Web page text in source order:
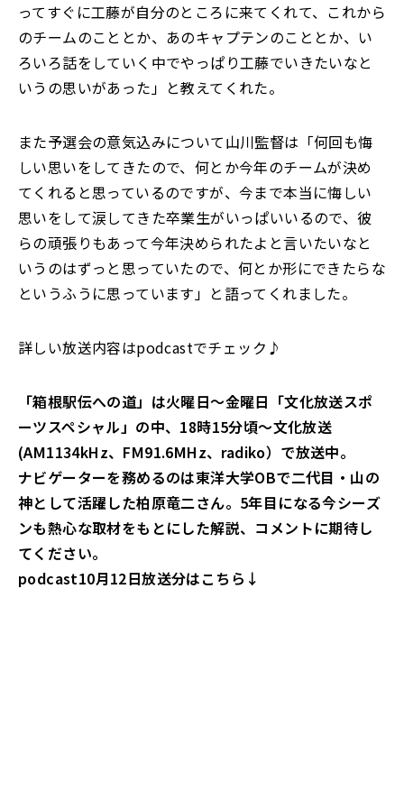
ってすぐに工藤が自分のところに来てくれて、これから
のチームのこととか、あのキャプテンのこととか、い
ろいろ話をしていく中でやっぱり工藤でいきたいなと
いうの思いがあった」と教えてくれた。
また予選会の意気込みについて山川監督は「何回も悔
しい思いをしてきたので、何とか今年のチームが決め
てくれると思っているのですが、今まで本当に悔しい
思いをして涙してきた卒業生がいっぱいいるので、彼
らの頑張りもあって今年決められたよと言いたいなと
いうのはずっと思っていたので、何とか形にできたらな
というふうに思っています」と語ってくれました。
詳しい放送内容はpodcastでチェック♪
「箱根駅伝への道」は火曜日～金曜日「文化放送スポ
ーツスペシャル」の中、18時15分頃～文化放送
(AM1134kHz、FM91.6MHz、radiko）で放送中。
ナビゲーターを務めるのは東洋大学OBで二代目・山の
神として活躍した柏原竜二さん。5年目になる今シーズ
ンも熱心な取材をもとにした解説、コメントに期待し
てください。
podcast10月12日放送分はこちら↓